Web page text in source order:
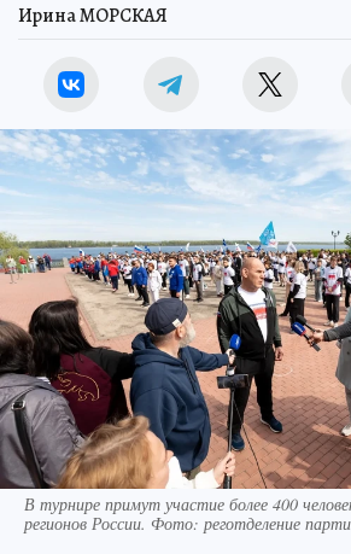
Ирина МОРСКАЯ
В турнире примут участие более 400
регионов России. Фото: реготделение